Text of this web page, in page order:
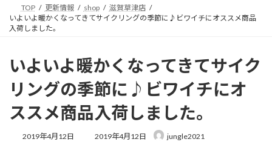
TOP 更新情報 shop
滋賀草津店
いよいよ暖かくなってきてサイクリングの季節に♪ビワイチにオススメ商品
入荷しました。
いよいよ暖かくなってきてサイク
リングの季節に♪ビワイチにオ
ススメ商品入荷しました。
2019年4月12日
最
2019年4月12日 jungle2021